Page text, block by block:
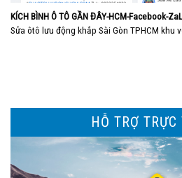
KÍCH BÌNH Ô TÔ GẦN ĐÂY-HCM-Facebook-
Sửa ôtô lưu động khắp Sài Gòn TPHCM khu
HỖ TRỢ TRỰC